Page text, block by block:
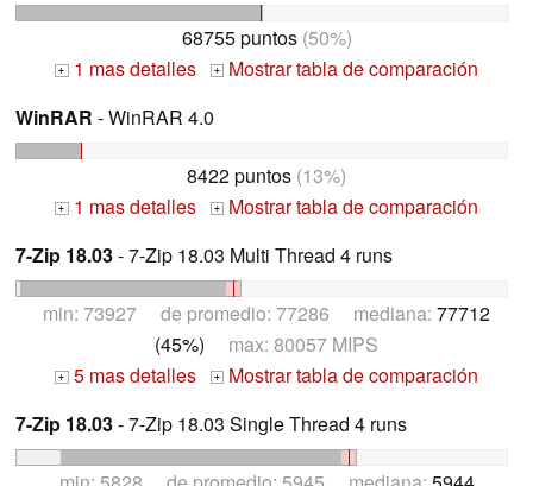
68755 puntos(50%)
+ 1 mas detalles +
Mostrar tabla de comparación
WinRAR - WinRAR 4.0
8422 puntos (13%)
+ 1 mas detalles +
Mostrar tabla de comparación
7-Zip 18.03- 7-Zip 18.03 Multi Thread 4 runs
min: 73927 de promedio: 77286 mediana: 77712
(45%) max: 80057 MIPS
+ 5 mas detalles +
Mostrar tabla de comparación
7-Zip 18.03- 7-Zip 18.03 Single Thread 4 runs